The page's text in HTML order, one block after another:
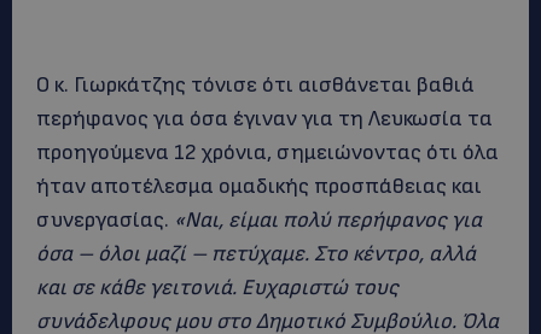
Ο κ. Γιωρκάτζης τόνισε ότι αισθάνεται βαθιά
περήφανος για όσα έγιναν για τη Λευκωσία τα
προηγούμενα 12 χρόνια, σημειώνοντας ότι όλα
ήταν αποτέλεσμα ομαδικής προσπάθειας και
συνεργασίας. «Ναι, είμαι πολύ περήφανος για
όσα – όλοι μαζί – πετύχαμε. Στο κέντρο, αλλά
και σε κάθε γειτονιά. Ευχαριστώ τους
συνάδελφους μου στο Δημοτικό Συμβούλιο. Όλα